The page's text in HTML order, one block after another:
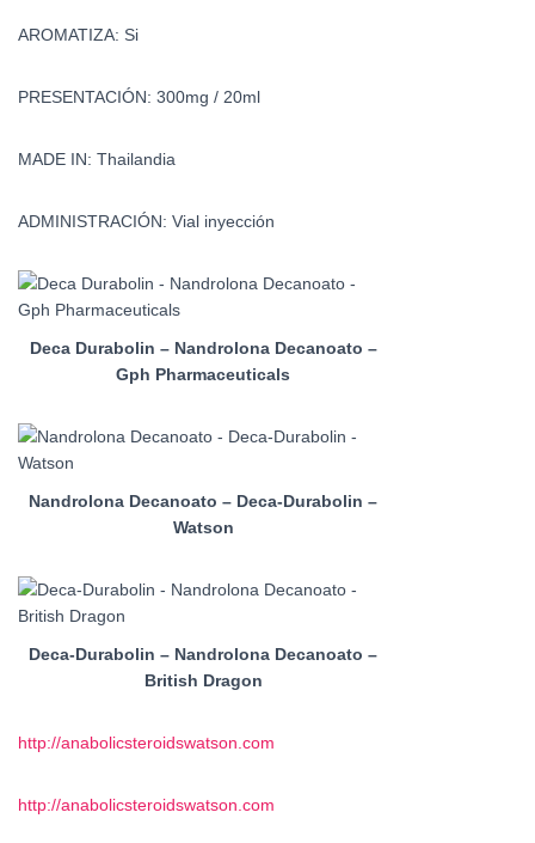
AROMATIZA: Si
PRESENTACIÓN: 300mg / 20ml
MADE IN: Thailandia
ADMINISTRACIÓN: Vial inyección
Deca Durabolin – Nandrolona Decanoato –
Gph Pharmaceuticals
Nandrolona Decanoato – Deca-Durabolin –
Watson
Deca-Durabolin – Nandrolona Decanoato –
British Dragon
http://anabolicsteroidswatson.com
http://anabolicsteroidswatson.com